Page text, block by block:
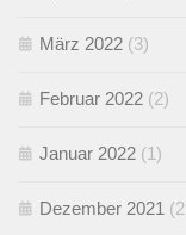
März 2022 (3)
Februar 2022 (2)
Januar 2022 (1)
Dezember 2021